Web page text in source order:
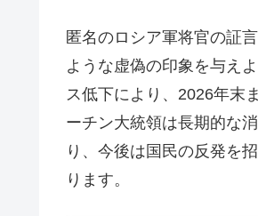
匿名のロシア軍将官の証
ような虚偽の印象を与え
ス低下により、2026年末
ーチン大統領は長期的な
り、今後は国民の反発を
ります。